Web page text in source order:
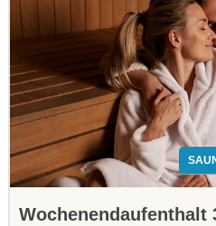
Wochenendaufenthalt